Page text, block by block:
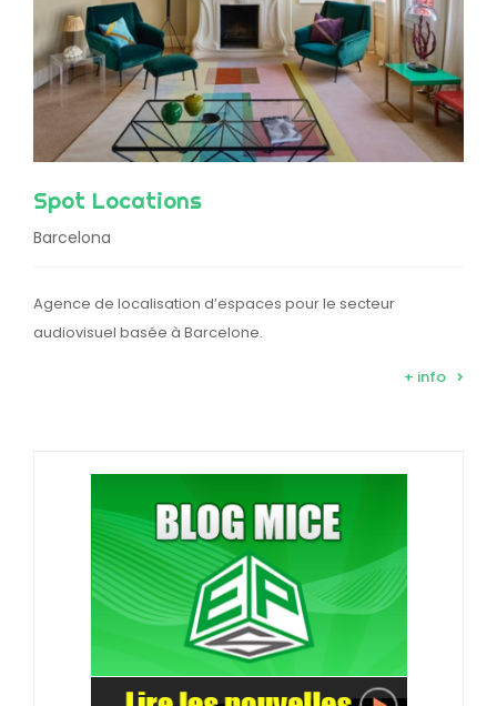
Spot Locations
Barcelona
Agence de localisation d’espaces pour le secteur
audiovisuel basée à Barcelone.
+ info